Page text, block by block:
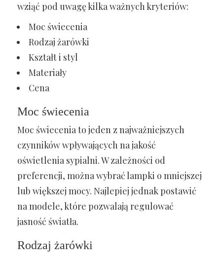
wziąć pod uwagę kilka ważnych kryteriów:
Moc świecenia
Rodzaj żarówki
Kształt i styl
Materiały
Cena
Moc świecenia
Moc świecenia to jeden z najważniejszych
czynników wpływających na jakość
oświetlenia sypialni. W zależności od
preferencji, można wybrać lampki o mniejszej
lub większej mocy. Najlepiej jednak postawić
na modele, które pozwalają regulować
jasność światła.
Rodzaj żarówki